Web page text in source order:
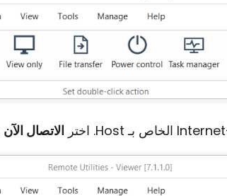
الاتصال الآن